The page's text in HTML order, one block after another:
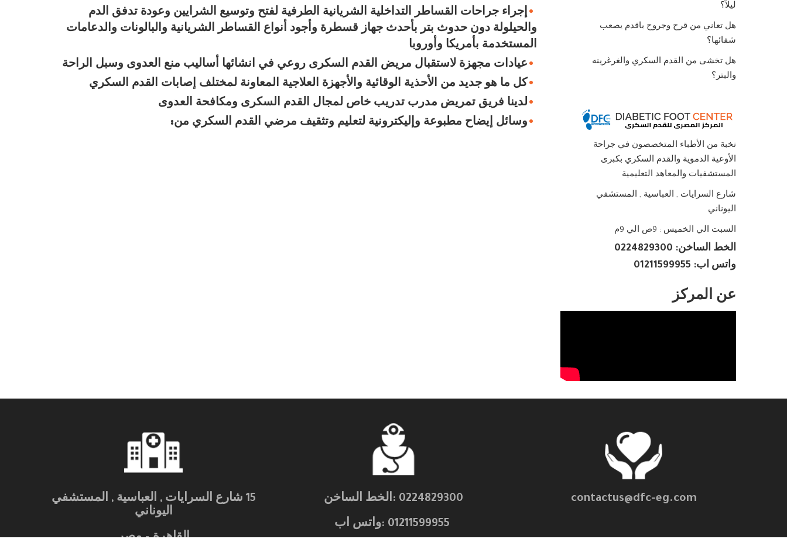
إجراء جراحات القساطر التداخلية الشريانية الطرفية لفتح وتوسيع الشرايين وعودة تدفق الدم
والحيلولة دون حدوث بتر بأحدث جهاز قسطرة وأجود أنواع القساطر الشريانية والبالونات والدعامات
المستخدمة بأمريكا وأوروبا
عيادات مجهزة لاستقبال مريض القدم السكرى روعي في انشائها أساليب منع العدوى وسبل الراحة
كل ما هو جديد من الأحذية الوقائية والأجهزة العلاجية المعاونة لمختلف إصابات القدم السكري
لدينا فريق تمريض مدرب تدريب خاص لمجال القدم السكرى ومكافحة العدوى
وسائل إيضاح مطبوعة وإليكترونية لتعليم وتثقيف مرضي القدم السكري من:
ليلاً؟
هل تعاني من قرح وجروح باقدم يصعب
شفائها؟
هل تخشى من القدم السكري والغرغرينه
والبتر؟
نخبة من الأطباء المتخصصون في جراحة
الأوعية الدموية والقدم السكري بكبرى
المستشفيات والمعاهد التعليمية
شارع السرايات , العباسية , المستشفي
اليوناني
السبت الي الخميس : 9ص الي 9م
الخط الساخن: 0224829300
واتس اب: 01211599955
عن المركز
15 شارع السرايات , العباسية , المستشفي
اليوناني
القاهرة – مصر
0224829300 :الخط الساخن contactus@dfc-eg.com